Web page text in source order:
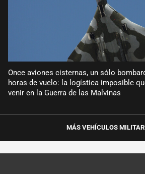
Once aviones cisternas, un sólo
horas de vuelo: la logística imposible
venir en la Guerra de las Malvinas
MÁS VEHÍCULOS